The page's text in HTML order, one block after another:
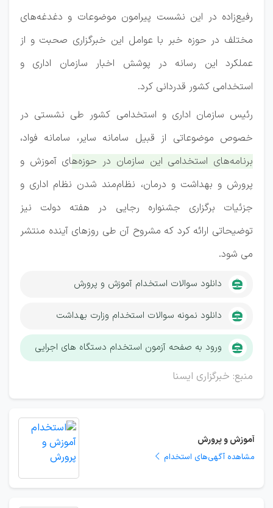
رفیع‌زاده در این نشست پیرامون موضوعات و دغدغه‌های
مختلف در حوزه خبر با عوامل این خبرگزاری صحبت و از
عملکرد این رسانه در پوشش اخبار سازمان اداری و
استخدامی کشور قدردانی کرد.
رئیس سازمان اداری و استخدامی کشور طی نشستی در
خصوص موضوعاتی از قبیل سامانه سایر، سامانه فواد،
برنامه‌های استخدامی این سازمان در حوزه‌های آموزش و
پرورش و بهداشت و درمان، نظام‌مند شدن نظام اداری و
جزئیات برگزاری جشنواره رجایی در هفته دولت نیز
توضیحاتی ارائه کرد که مشروح آن طی روزهای آینده منتشر
می شود.
دانلود سوالات استخدام آموزش و پرورش
دانلود نمونه سوالات استخدام وزارت بهداشت
ورود به صفحه آزمون استخدام دستگاه های اجرایی
منبع: خبرگزاری ایسنا
آموزش و پرورش
مشاهده آگهی‌های استخدام